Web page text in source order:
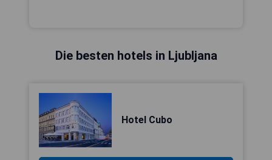
Die besten hotels in Ljubljana
Hotel Cubo